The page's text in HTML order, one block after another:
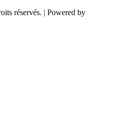
réservés. | Powered by